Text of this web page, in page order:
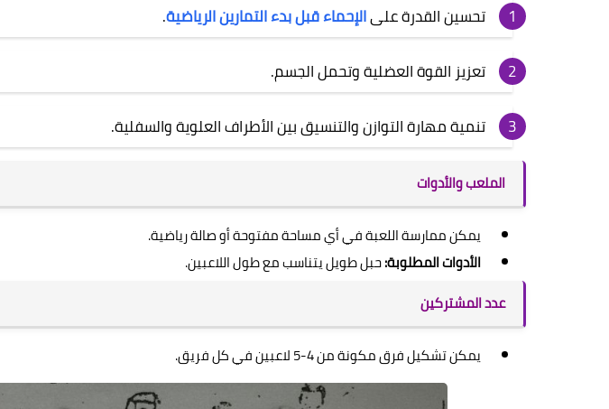
تحسين القدرة علىالإحماء قبل بدء التمارين الرياضية.
تعزيز القوة العضلية وتحمل الجسم.
تنمية مهارة التوازن والتنسيق بين الأطراف العلوية والسفلية.
الملعب والأدوات
يمكن ممارسة اللعبة في أي مساحة مفتوحة أو صالة رياضية.
الأدوات المطلوبة:حبل طويل يتناسب مع طول اللاعبين.
عدد المشتركين
يمكن تشكيل فرق مكونة من 4-5 لاعبين في كل فريق.